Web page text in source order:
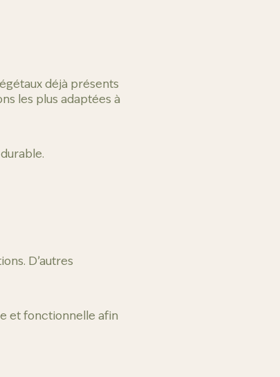
déjà présents
les plus adaptées à
D’autres
et fonctionnelle afin